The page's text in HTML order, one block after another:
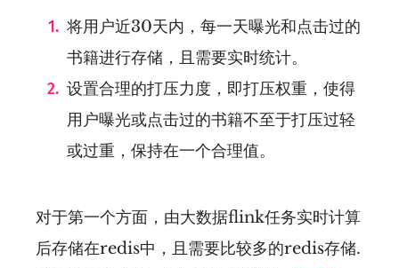
将用户近30天内，每一天曝光和点击过的
书籍进行存储，且需要实时统计。
设置合理的打压力度，即打压权重，使得
用户曝光或点击过的书籍不至于打压过轻
或过重，保持在一个合理值。
对于第一个方面，由大数据flink任务实时计算
后存储在redis中，且需要比较多的redis存储.